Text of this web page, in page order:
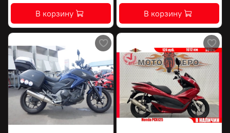
В корзину В корзину